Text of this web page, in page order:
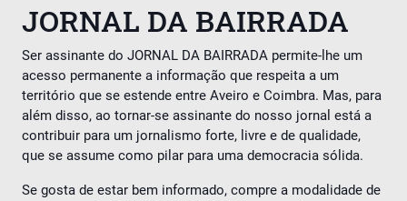
JORNAL DA BAIRRADA
Ser assinante do JORNAL DA BAIRRADA permite-lhe um
acesso permanente a informação que respeita a um
território que se estende entre Aveiro e Coimbra. Mas, para
além disso, ao tornar-se assinante do nosso jornal está a
contribuir para um jornalismo forte, livre e de qualidade,
que se assume como pilar para uma democracia sólida.
Se gosta de estar bem informado, compre a modalidade de